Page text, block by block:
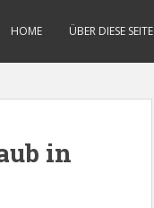
HOME ÜBER DIESE SEITE
in